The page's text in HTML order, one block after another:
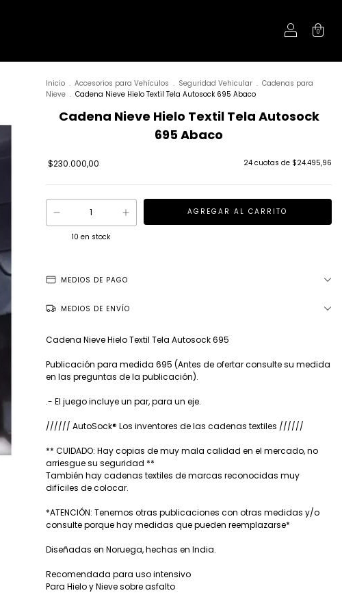
0
Inicio . Accesorios para Vehículos . Seguridad Vehicular . Cadenas para
Nieve . Cadena Nieve Hielo Textil Tela Autosock 695 Abaco
Cadena Nieve Hielo Textil Tela Autosock
695 Abaco
$230.000,00 24 cuotas de $24.495,96
10 en stock
MEDIOS DE PAGO
MEDIOS DE ENVÍO
Cadena Nieve Hielo Textil Tela Autosock 695
Publicación para medida 695 (Antes de ofertar consulte su medida
en las preguntas de la publicación).
.- El juego incluye un par, para un eje.
////// AutoSock® Los inventores de las cadenas textiles //////
** CUIDADO: Hay copias de muy mala calidad en el mercado, no
arriesgue su seguridad **
También hay cadenas textiles de marcas reconocidas muy
difíciles de colocar.
*ATENCIÓN: Tenemos otras publicaciones con otras medidas y/o
consulte porque hay medidas que pueden reemplazarse*
Diseñadas en Noruega, hechas en India.
Recomendada para uso intensivo
Para Hielo y Nieve sobre asfalto